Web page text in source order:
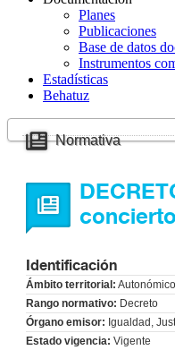
Planes
Publicaciones
Base de datos
Instrumentos
Estadísticas
Behatuz
Normativa
Identificación
Ámbito territorial: Autonómico
Rango normativo: Decreto
Órgano emisor: Igualdad,
Estado vigencia: Vigente